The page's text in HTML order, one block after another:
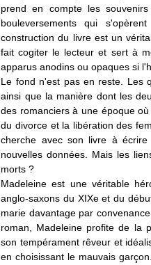
prend en compte les
bouleversements qui
construction du livre est un
fait cogiter le lecteur et sert à
apparus anodins ou opaques si
Le fond n'est pas en reste. Les
ainsi que la manière dont les
des romanciers à une époque
du divorce et la libération des
cherche avec son livre à
nouvelles données. Mais les
morts ?
Madeleine est une véritable
anglo-saxons du XIXe et du
marie davantage par
roman, Madeleine profite de la
son tempérament rêveur et
en choisissant le mauvais